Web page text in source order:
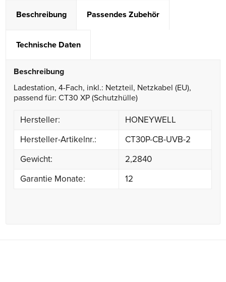
Beschreibung Passendes Zubehör
Technische Daten
Beschreibung
Ladestation, 4-Fach, inkl.: Netzteil, Netzkabel (EU),
passend für: CT30 XP (Schutzhülle)
Hersteller:
HONEYWELL
Hersteller-Artikelnr.:
CT30P-CB-UVB-2
Gewicht:
2,2840
Garantie Monate:
12